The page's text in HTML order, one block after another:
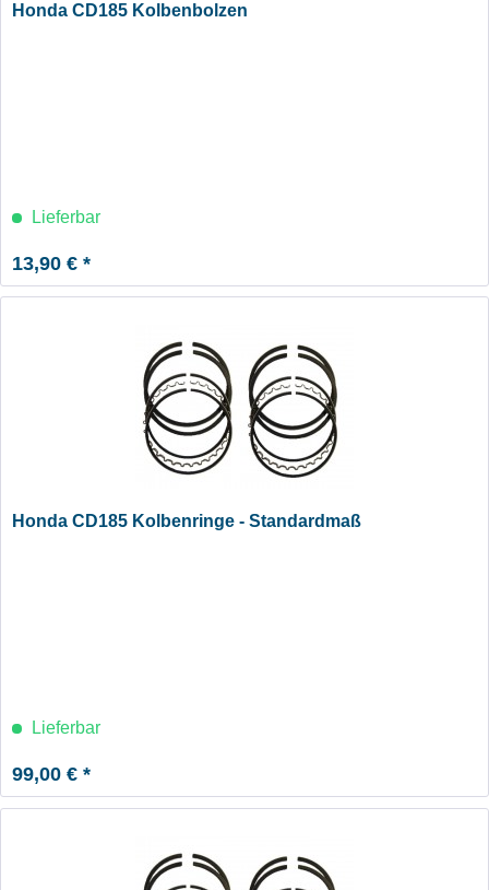
Honda CD185 Kolbenbolzen
Lieferbar
13,90 € *
Honda CD185 Kolbenringe - Standardmaß
Lieferbar
99,00 € *